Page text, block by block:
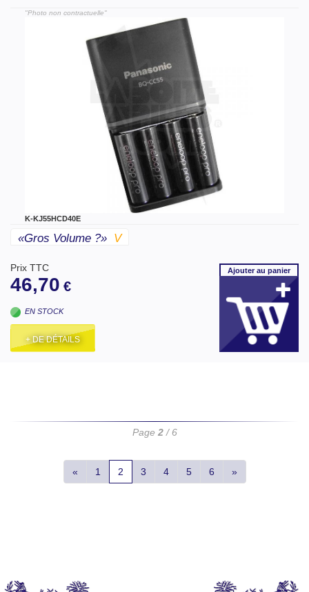
"Photo non contractuelle"
K-KJ55HCD40E
«gros Volume ?» V
Prix TTC
46,70 €
EN STOCK
+ DE DÉTAILS
Ajouterau panier
Page 2/ 6
« 1 2 3 4 5 6 »